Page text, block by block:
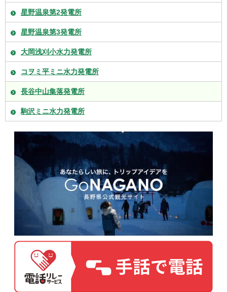
星野温泉第2発電所
星野温泉第3発電所
大岡浅刈小水力発電所
コヲミ平ミニ水力発電所
長谷中山集落発電所
駒沢ミニ水力発電所